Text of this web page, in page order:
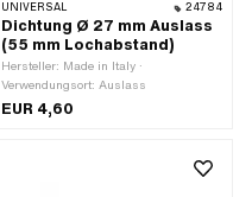
UNIVERSAL 24784
Dichtung Ø 27 mm Auslass
(55 mm Lochabstand)
Hersteller: Made in Italy ·
Verwendungsort: Auslass
EUR 4,60